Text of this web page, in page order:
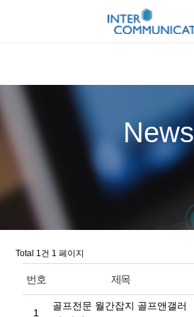
News
Total 1건 1 페이지
번호 제목
1
골프전문 월간잡지 골프앤갤러